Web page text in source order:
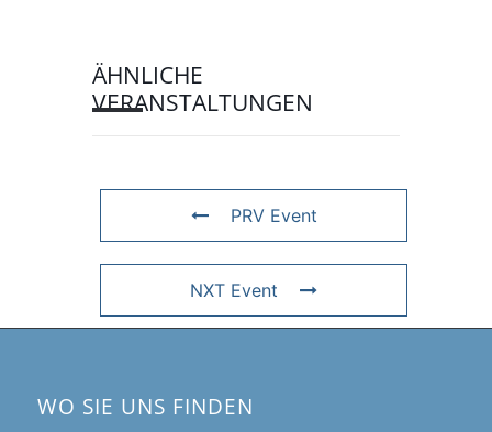
ÄHNLICHE
VERANSTALTUNGEN
PRV Event
NXT Event
WO SIE UNS FINDEN